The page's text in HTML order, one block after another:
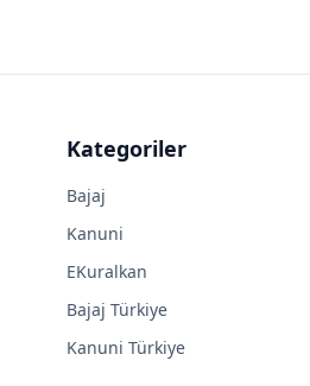
Kategoriler
Bajaj
Kanuni
EKuralkan
Bajaj Türkiye
Kanuni Türkiye